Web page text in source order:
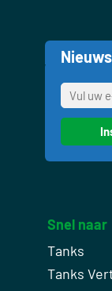
Snel naar
Tanks
Tanks